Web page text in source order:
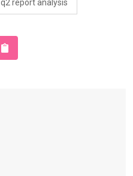
q2 report analysis